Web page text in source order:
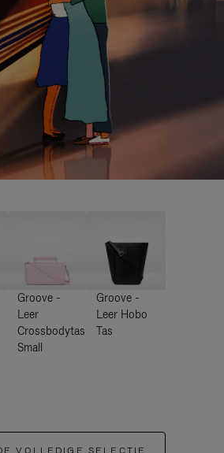
Groove -
Leer
Crossbodytas
Small
Groove -
Leer Hobo
Tas
VOLLEDIGE SELECTIE